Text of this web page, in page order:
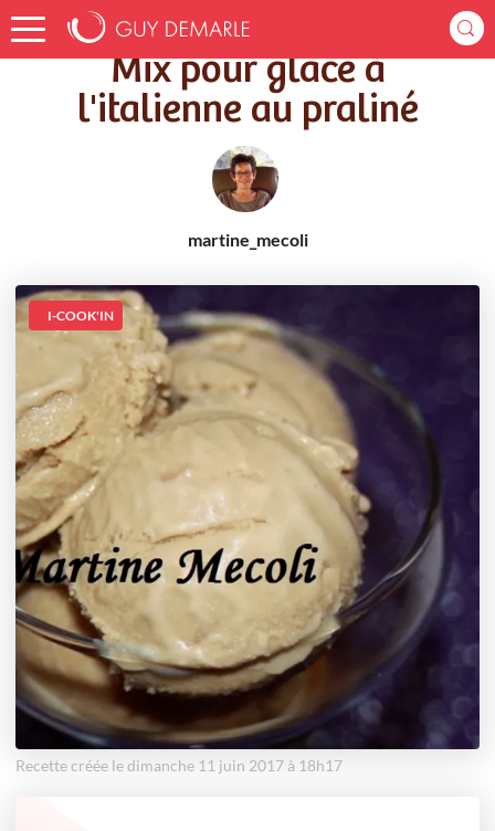
Accueil Recettes Mix pour glace à l'italienne au praliné
Mix pour glace à
l'italienne au praliné
martine_mecoli
I-COOK'IN
Recette créée le dimanche 11 juin 2017 à 18h17